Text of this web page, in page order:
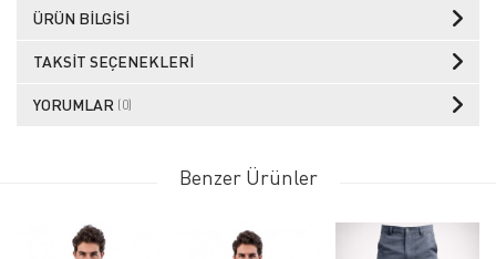
ÜRÜN BILGISI
TAKSIT SEÇENEKLERI
YORUMLAR (0)
Benzer Ürünler